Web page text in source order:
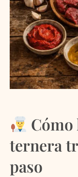
Cómo
ternera
paso